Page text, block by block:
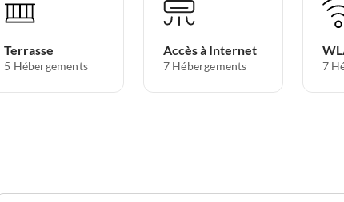
Terrasse
5 Hébergements
Accès à Internet
7 Hébergements 7